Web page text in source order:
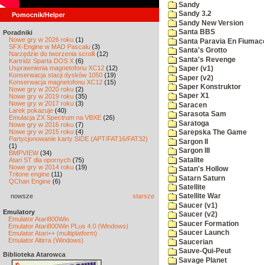
Pomocnik/Helper
Poradniki
Nowe gry w 2026 roku (1)
SFX-Engine w MAD Pascalu (3)
Narzędzie do tworzenia scrolli (12)
Kartridż Sparta DOS X (6)
Usprawnienia magnetofonu XC12 (12)
Konserwacja stacji dysków 1050 (19)
Konserwacja magnetofonu XC12 (15)
Nowe gry w 2020 roku (2)
Nowe gry w 2019 roku (35)
Nowe gry w 2017 roku (3)
Larek pokazuje (40)
Emulacja ZX Spectrum na VBXE (26)
Nowe gry w 2016 roku (7)
Nowe gry w 2015 roku (4)
Partycjonowanie karty SIDE (APT/FAT16/FAT32)
(1)
BMPVIEW(34)
Atari ST dla opornych (75)
Nowe gry w 2014 roku (19)
Tritone engine (11)
QChan Engine (6)
nowsze starsze
Emulatory
Emulator Atari800Win
Emulator Atari800Win PLus 4.0 (Windows)
Emulator Atari++ (multiplatform)
Emulator Altirra (Windows)
Biblioteka Atarowca
Sandy
Sandy 3.2
Sandy New Version
Santa BBS
Santa Paravia En
Santa's Grotto
Santa's Revenge
Saper (v1)
Saper (v2)
Saper Konstruktor
Saper X1
Saracen
Sarasota Sam
Saratoga
Sarepska The Game
Sargon II
Sargon III
Satalite
Satan's Hollow
Satarn Saturn
Satellite
Satellite War
Saucer (v1)
Saucer (v2)
Saucer Formation
Saucer Launch
Saucerian
Sauve-Qui-Peut
Savage Planet